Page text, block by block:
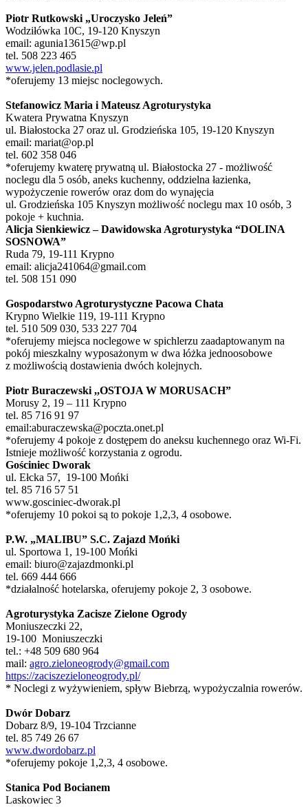
Piotr Rutkowski „Uroczysko Jeleń”
Wodziłówka 10C, 19-120 Knyszyn
email: agunia13615@wp.pl
tel. 508 223 465
www.jelen.podlasie.pl
*oferujemy 13 miejsc noclegowych.
Stefanowicz Maria i Mateusz Agroturystyka
Kwatera Prywatna Knyszyn
ul. Białostocka 27 oraz ul. Grodzieńska 105, 19-120 Knyszyn
email: mariat@op.pl
tel. 602 358 046
*oferujemy kwaterę prywatną ul. Białostocka 27 - możliwość
noclegu dla 5 osób, aneks kuchenny, oddzielna łazienka,
wypożyczenie rowerów oraz dom do wynajęcia
ul. Grodzieńska 105 Knyszyn możliwość noclegu max 10 osób, 3
pokoje + kuchnia.
Alicja Sienkiewicz – Dawidowska Agroturystyka “DOLINA
SOSNOWA”
Ruda 79, 19-111 Krypno
email: alicja241064@gmail.com
tel. 508 151 090
Gospodarstwo Agroturystyczne Pacowa Chata
Krypno Wielkie 119, 19-111 Krypno
tel. 510 509 030, 533 227 704
*oferujemy miejsca noclegowe w spichlerzu zaadaptowanym na
pokój mieszkalny wyposażonym w dwa łóżka jednoosobowe
z możliwością dostawienia dwóch kolejnych.
Piotr Buraczewski ,,OSTOJA W MORUSACH”
Morusy 2, 19 – 111 Krypno
tel. 85 716 91 97
email:aburaczewska@poczta.onet.pl
*oferujemy 4 pokoje z dostępem do aneksu kuchennego oraz Wi-Fi.
Istnieje możliwość korzystania z ogrodu.
Gościniec Dworak
ul. Ełcka 57, 19-100 Mońki
tel. 85 716 57 51
www.gosciniec-dworak.pl
*oferujemy 10 pokoi są to pokoje 1,2,3, 4 osobowe.
P.W. „MALIBU” S.C. Zajazd Mońki
ul. Sportowa 1, 19-100 Mońki
email: biuro@zajazdmonki.pl
tel. 669 444 666
*działalność hotelarska, oferujemy pokoje 2, 3 osobowe.
Agroturystyka Zacisze Zielone Ogrody
Moniuszeczki 22,
19-100 Moniuszeczki
tel.: +48 509 680 964
mail: agro.zieloneogrody@gmail.com
https://zaciszezieloneogrody.pl/
* Noclegi z wyżywieniem, spływ Biebrzą, wypożyczalnia rowerów.
Dwór Dobarz
Dobarz 8/9, 19-104 Trzcianne
tel. 85 749 26 67
www.dwordobarz.pl
*oferujemy pokoje 1,2,3, 4 osobowe.
Stanica Pod Bocianem
Laskowiec 3